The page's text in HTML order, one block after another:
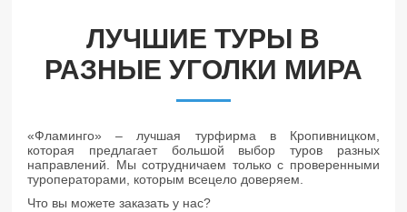
ЛУЧШИЕ ТУРЫ В
РАЗНЫЕ УГОЛКИ МИРА
«Фламинго» – лучшая турфирма в Кропивницком,
которая предлагает большой выбор туров разных
направлений. Мы сотрудничаем только с проверенными
туроператорами, которым всецело доверяем.
Что вы можете заказать у нас?